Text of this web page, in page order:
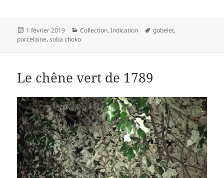
Publié
le
1 février 2019 Catégories
Collection,Indication
Mots-
gobelet,
porcelaine,soba choko
Le chêne vert de 1789